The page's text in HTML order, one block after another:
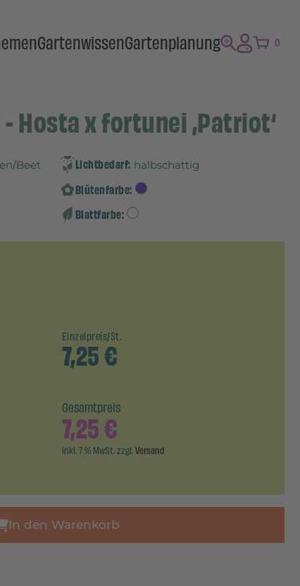
GartenwissenGartenplanung 0
Hosta x fortunei ‚Patriot‘
Beet Lichtbedarf: halbschattig
Blütenfarbe:
Blattfarbe:
Einzelpreis/St.
7,25€
Gesamtpreis
7,25€
inkl. 7 % MwSt. zzgl.Versand
In den Warenkorb